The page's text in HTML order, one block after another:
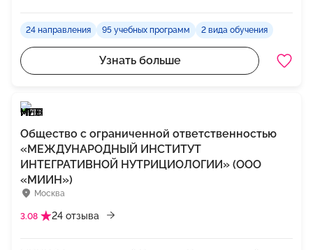
24 направления 95 учебных программ 2 вида обучения
Узнать больше
Москва
Общество с ограниченной ответственностью
«МЕЖДУНАРОДНЫЙ ИНСТИТУТ
ИНТЕГРАТИВНОЙ НУТРИЦИОЛОГИИ» (ООО
«МИИН»)
3.08 24 отзыва